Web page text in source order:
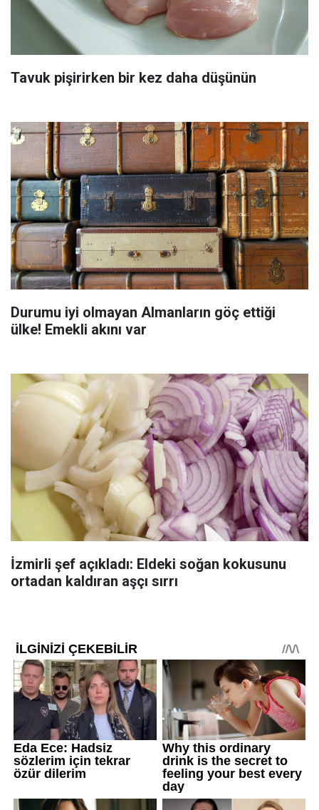
Tavuk pişirirken bir kez daha düşünün
Durumu iyi olmayan Almanların göç ettiği
ülke! Emekli akını var
İzmirli şef açıkladı: Eldeki soğan kokusunu
ortadan kaldıran aşçı sırrı